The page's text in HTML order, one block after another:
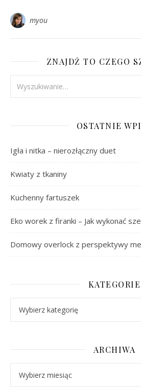
myou
ZNAJDŹ TO CZEGO
OSTATNIE
Igła i nitka – nierozłączny duet
Kwiaty z tkaniny
Kuchenny fartuszek
Eko worek z firanki – Jak wykonać
Domowy overlock z perspektywy
KATEGORIE
ARCHIWA